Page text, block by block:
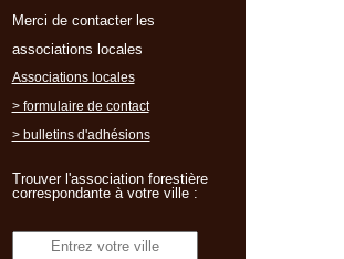
Merci de contacter les
associations locales
Associations locales
> formulaire de contact
> bulletins d'adhésions
Trouver l'association forestière
correspondante à votre ville :